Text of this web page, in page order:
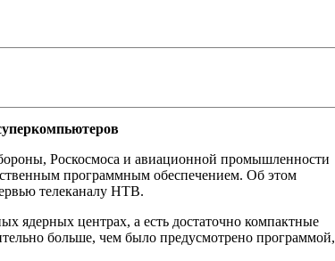
Роскосмоса и авиационной промышленности
программным обеспечением. Об этом
телеканалу НТВ.
ядерных центрах, а есть достаточно компактные
больше, чем было предусмотрено программой,